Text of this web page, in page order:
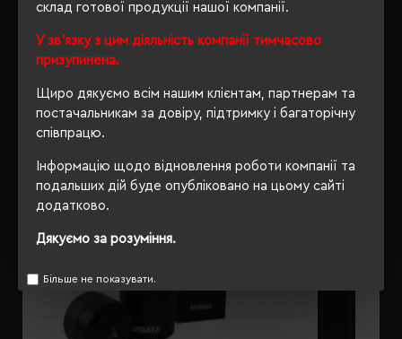
склад готової продукції нашої компанії.
У зв'язку з цим діяльність компанії тимчасово
призупинена.
Щиро дякуємо всім нашим клієнтам, партнерам та
постачальникам за довіру, підтримку і багаторічну
співпрацю.
Інформацію щодо відновлення роботи компанії та
подальших дій буде опубліковано на цьому сайті
додатково.
Дякуємо за розуміння.
Більше не показувати.
РЕКОМЕНДУЄМО